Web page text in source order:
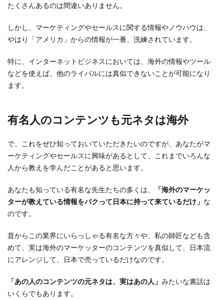
たくさんあるのは間違いありません。
しかし、マーケティングやセールスに関する情報やノウハウは、
やはり「アメリカ」からの情報が一番、洗練されています。
特に、インターネットビジネスにおいては、海外の情報やツール
などを使えば、他のライバルには真似できないことが可能になり
ます。
有名人のコンテンツも元ネタは海外
で、これをぜひ知っておいていただきたいのですが、あなたがマ
ーケティングやセールスに興味があるとして、これまでいろんな
人から教えを学んだことがあると思います。
あなたも知っている有名な先生たちの多くは、
「海外のマーケッ
ターが教えている情報をパクって日本に持って来ているだけ」 な
のです。
昔からこの業界にいらっしゃる有名な方々や、私の師匠なども含
めて、実は海外のマーケッターのコンテンツを真似して、日本流
にアレンジして、日本で売っているだけなのです。
「あの人のコンテンツの元ネタは、実はあの人」 みたいな裏話は
いくらでもあります。